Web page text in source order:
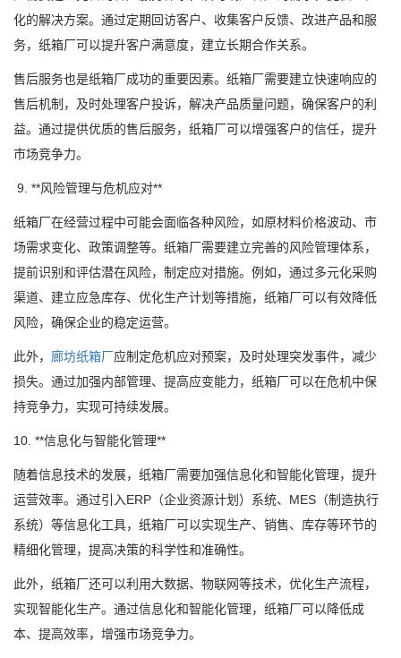
化的解决方案。通过定期回访客户、收集客户反馈、改进产品和服
务，纸箱厂可以提升客户满意度，建立长期合作关系。
售后服务也是纸箱厂成功的重要因素。纸箱厂需要建立快速响应的
售后机制，及时处理客户投诉，解决产品质量问题，确保客户的利
益。通过提供优质的售后服务，纸箱厂可以增强客户的信任，提升
市场竞争力。
9. **风险管理与危机应对**
纸箱厂在经营过程中可能会面临各种风险，如原材料价格波动、市
场需求变化、政策调整等。纸箱厂需要建立完善的风险管理体系，
提前识别和评估潜在风险，制定应对措施。例如，通过多元化采购
渠道、建立应急库存、优化生产计划等措施，纸箱厂可以有效降低
风险，确保企业的稳定运营。
此外， 廊坊纸箱厂应制定危机应对预案，及时处理突发事件，减少
损失。通过加强内部管理、提高应变能力，纸箱厂可以在危机中保
持竞争力，实现可持续发展。
10. **信息化与智能化管理**
随着信息技术的发展，纸箱厂需要加强信息化和智能化管理，提升
运营效率。通过引入ERP（企业资源计划）系统、MES（制造执行
系统）等信息化工具，纸箱厂可以实现生产、销售、库存等环节的
精细化管理，提高决策的科学性和准确性。
此外，纸箱厂还可以利用大数据、物联网等技术，优化生产流程，
实现智能化生产。通过信息化和智能化管理，纸箱厂可以降低成
本、提高效率，增强市场竞争力。